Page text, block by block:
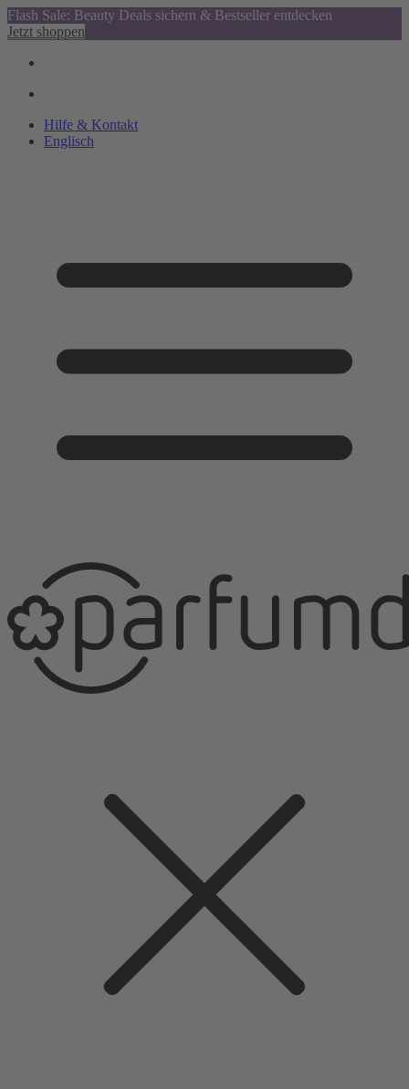
Flash Sale: Beauty Deals sichern & Bestseller entdecken
Jetzt shoppen
Hilfe & Kontakt
Englisch